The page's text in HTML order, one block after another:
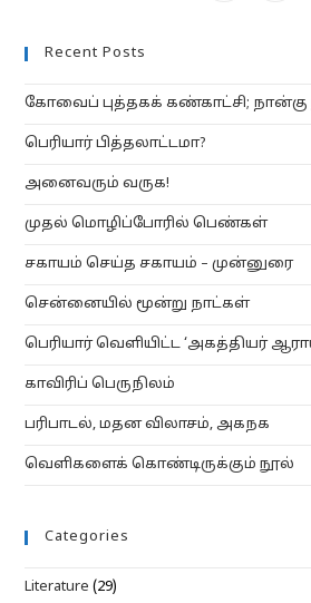
Recent Posts
கோவைப் புத்தகக் கண்காட்சி;
பெரியார் பித்தலாட்டமா?
அனைவரும் வருக!
முதல் மொழிப்போரில் பெண்கள்
சகாயம் செய்த சகாயம் – முன்னுரை
சென்னையில் மூன்று நாட்கள்
பெரியார் வெளியிட்ட ‘அகத்தியர்
காவிரிப் பெருநிலம்
பரிபாடல், மதன விலாசம், அகநக
வெளிகளைக் கொண்டிருக்கும் நூல்
Categories
Literature (29)